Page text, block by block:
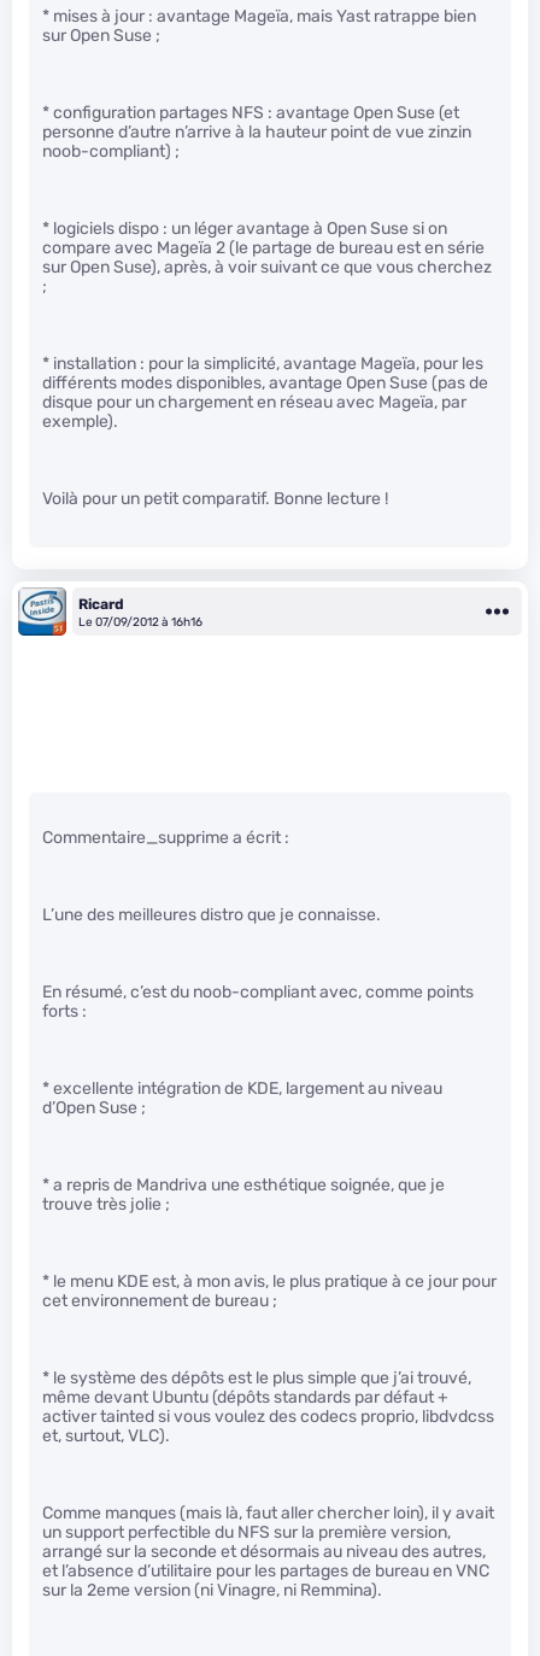
* mises à jour : avantage Mageïa, mais Yast ratrappe bien
sur Open Suse ;
* configuration partages NFS : avantage Open Suse (et
personne d’autre n’arrive à la hauteur point de vue zinzin
noob-compliant) ;
* logiciels dispo : un léger avantage à Open Suse si on
compare avec Mageïa 2 (le partage de bureau est en série
sur Open Suse), après, à voir suivant ce que vous cherchez
;
* installation : pour la simplicité, avantage Mageïa, pour les
différents modes disponibles, avantage Open Suse (pas de
disque pour un chargement en réseau avec Mageïa, par
exemple).
Voilà pour un petit comparatif. Bonne lecture !
Ricard
Le 07/09/2012 à 16h16
Commentaire_supprime a écrit :
L’une des meilleures distro que je connaisse.
En résumé, c’est du noob-compliant avec, comme points
forts :
* excellente intégration de KDE, largement au niveau
d’Open Suse ;
* a repris de Mandriva une esthétique soignée, que je
trouve très jolie ;
* le menu KDE est, à mon avis, le plus pratique à ce jour pour
cet environnement de bureau ;
* le système des dépôts est le plus simple que j’ai trouvé,
même devant Ubuntu (dépôts standards par défaut +
activer tainted si vous voulez des codecs proprio, libdvdcss
et, surtout, VLC).
Comme manques (mais là, faut aller chercher loin), il y avait
un support perfectible du NFS sur la première version,
arrangé sur la seconde et désormais au niveau des autres,
et l’absence d’utilitaire pour les partages de bureau en VNC
sur la 2eme version (ni Vinagre, ni Remmina).